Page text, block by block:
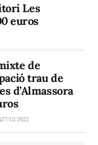
Les
euros
de
trau de
d’Almassora
27/12/2022